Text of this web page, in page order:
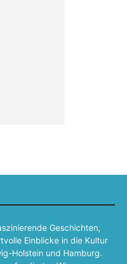
Geschichten,
Einblicke in die Kultur
Holstein und Hamburg.